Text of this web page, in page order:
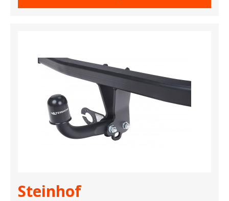
Steinhof